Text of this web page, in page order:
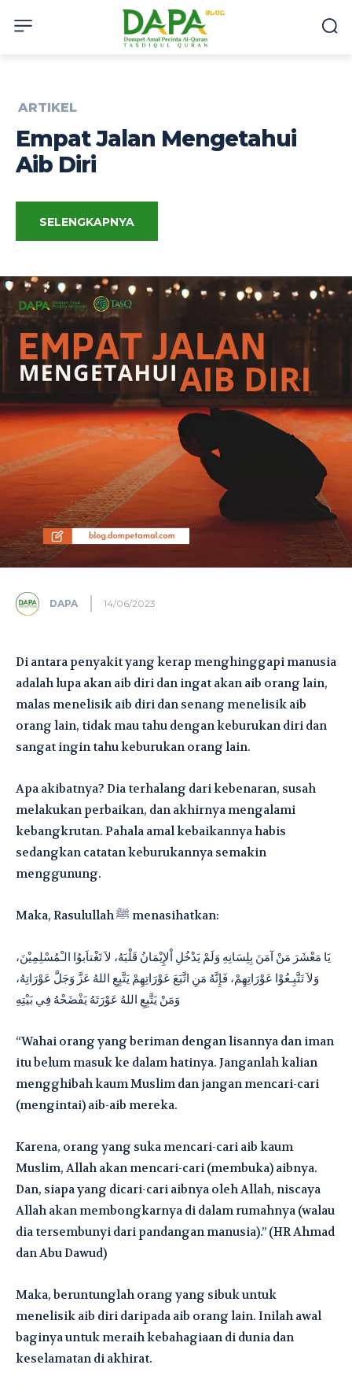
ARTIKEL
Empat Jalan Mengetahui
Aib Diri
SELENGKAPNYA
DAPA 14/06/2023
Di antara penyakit yang kerap menghinggapi manusia
adalah lupa akan aib diri dan ingat akan aib orang lain,
malas menelisik aib diri dan senang menelisik aib
orang lain, tidak mau tahu dengan keburukan diri dan
sangat ingin tahu keburukan orang lain.
Apa akibatnya? Dia terhalang dari kebenaran, susah
melakukan perbaikan, dan akhirnya mengalami
kebangkrutan. Pahala amal kebaikannya habis
sedangkan catatan keburukannya semakin
menggunung.
Maka, Rasulullah ﷺ menasihatkan:
يَا مَعْشَرَ مَنْ آمَنَ بِلِسَانِهِ وَلَمْ يَدْخُلِ اْلإِيْمَانُ قَلْبَهُ، لاَ تَغْتاَبوُا الـْمُسْلِمِيْنَ،
وَلاَ تَتَّبِـعُوْا عَوْرَاتِهِمْ، فَإِنَّهُ مَنِ اتَّبَعَ عَوْرَاتِهِمْ يَتَّبِعِ اللهُ عَزَّ وَجَلَّ عَوْرَاتِهُ،
وَمَنْ يَتَّبِعِ اللهُ عَوْرَتَهُ يَفْضَحْهُ فِي بَيْتِهِ
“Wahai orang yang beriman dengan lisannya dan iman
itu belum masuk ke dalam hatinya. Janganlah kalian
mengghibah kaum Muslim dan jangan mencari-cari
(mengintai) aib-aib mereka.
Karena, orang yang suka mencari-cari aib kaum
Muslim, Allah akan mencari-cari (membuka) aibnya.
Dan, siapa yang dicari-cari aibnya oleh Allah, niscaya
Allah akan membongkarnya di dalam rumahnya (walau
dia tersembunyi dari pandangan manusia).” (HR Ahmad
dan Abu Dawud)
Maka, beruntunglah orang yang sibuk untuk
menelisik aib diri daripada aib orang lain. Inilah awal
baginya untuk meraih kebahagiaan di dunia dan
keselamatan di akhirat.